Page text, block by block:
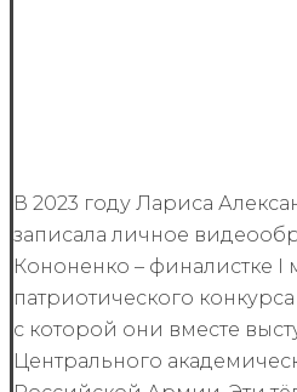
В 2023 году Лариса
записала личное
Кононенко – финалистке I
патриотического конкурса
с которой они вместе
Центрального